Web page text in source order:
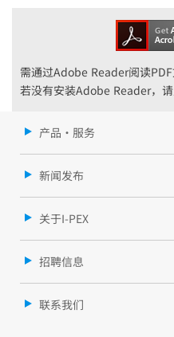
需通过Adobe Reader阅读PDF
若没有安装Adobe Reader，请
产品・服务
新闻发布
关于I-PEX
招聘信息
联系我们